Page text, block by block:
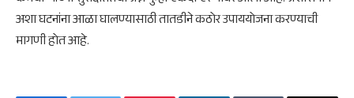
अशा घटनांना आळा घालण्यासाठी तातडीने कठोर उपाययोजना करण्याची
मागणी होत आहे.